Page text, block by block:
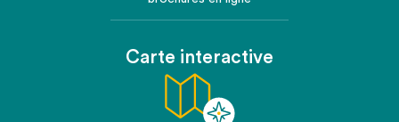
Carte interactive